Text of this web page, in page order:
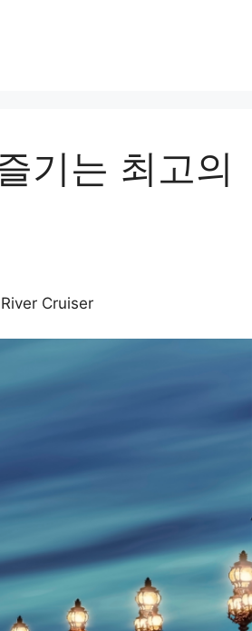
기는 최고의
Cruiser